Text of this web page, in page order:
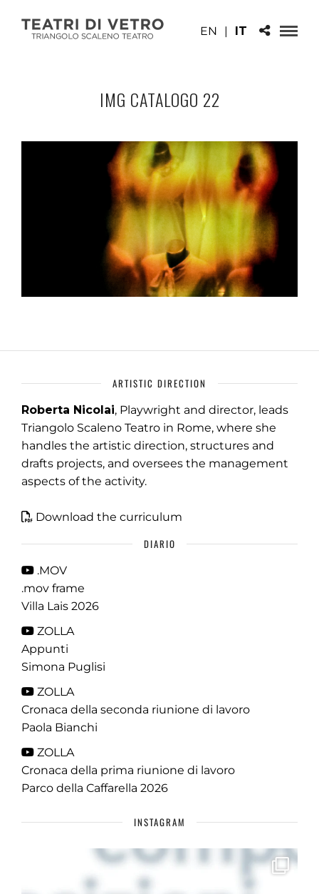
EN | IT
IMG CATALOGO 22
ARTISTIC DIRECTION
Roberta Nicolai, Playwright and director, leads
Triangolo Scaleno Teatro in Rome, where she
handles the artistic direction, structures and
drafts projects, and oversees the management
aspects of the activity.
Download the curriculum
DIARIO
.MOV
.mov frame
Villa Lais 2026
ZOLLA
Appunti
Simona Puglisi
ZOLLA
Cronaca della seconda riunione di lavoro
Paola Bianchi
ZOLLA
Cronaca della prima riunione di lavoro
Parco della Caffarella 2026
INSTAGRAM